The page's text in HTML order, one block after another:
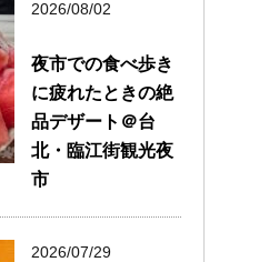
2026/08/02
夜市での食べ歩き
に疲れたときの絶
品デザート＠台
北・臨江街観光夜
市
2026/07/29